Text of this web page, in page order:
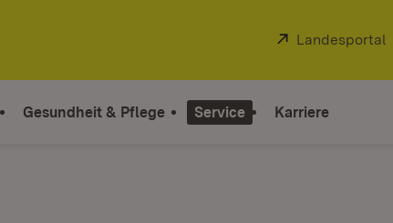
Extern:
Landesportal
Gesundheit & Pflege Service Karriere